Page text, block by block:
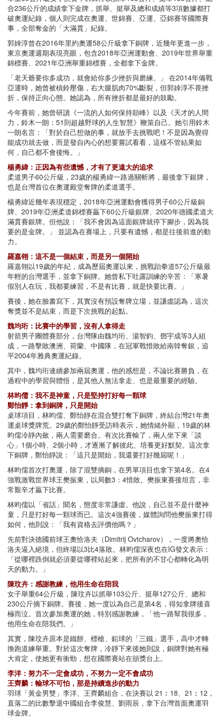
合236公斤的成績拿下金牌，抓舉、挺舉及總和成績等3項數據都打
破奧運紀錄，個人則完成在奧運、世錦賽、亞運、亞錦賽等國際賽
事，全部奪金的「大滿貫」紀錄。
郭婞淳曾在2016年里約奧運58公斤級拿下銅牌，近幾年更進一步，
東京奧運週期表現亮眼，包含2018年亞洲運動會、2019年世界舉重
錦標賽、2021年亞洲舉重錦標賽，全都拿下金牌。
「老天爺要你多成功，就會給你多少挫折與磨練。」 在2014年備戰
亞運時，她曾被槓鈴壓傷，右大腿肌肉70%斷裂，但郭婞淳不畏挫
折，保持正向心態。她認為，所有挫折都是最好的鼓勵。
今年賽前，她曾研讀《一流的人如何保持顛峰》以及《天才的人間
力，鈴木一朗：51則超越野球的人生智慧》鞭策自己。她引用鈴木
一朗名言：「對於自己想做的事，就放手去挑戰吧！不是因為覺得
能成功就去做，而是發自內心的想要嘗試看看，這樣不管結果如
何，自己都不會後悔。」
楊勇緯：正因為有些遺憾，才有了更遠大的追求
柔道男子60公斤級，23歲的楊勇緯一路過關斬將，最後拿下銀牌，
也是台灣首位在奧運殿堂奪牌的柔道選手。
楊勇緯近幾年表現穩定，2018年亞洲運動會獲得男子60公斤級銅
牌、2019年亞洲柔道錦標賽贏下60公斤級銀牌、2020年德國柔道大
滿貫賽銀牌。但他說：「我不會因為這面銀牌就停下腳步，因為我
要的是金牌。」 並認為在賽場上，只要有遺憾，都是往後前進的動
力。
羅嘉翎：這不是一個結束，而是另一個開始
羅嘉翎以19歲的年紀，成為歷屆奧運以來，挑戰跆拳道57公斤級最
年輕的台灣選手，並拿下銅牌。她曾私下吐露訓練的辛苦：「寒暑
假別人在玩，我都要練習，不是有比賽，就是快要比賽。」
賽後，她在臉書寫下，其實沒有預設奪牌立場，並謙虛認為，這次
奪獎並不是結束，而是下次挑戰的起點。
魏均珩：比賽中的學習，沒有人拿得走
射箭男子團體賽部分，台灣隊由魏均珩、湯智鈞、鄧宇成等3人組
成，一路擊敗澳洲、荷蘭、中國隊，在冠軍戰惜敗給南韓奪銀，追
平2004年雅典奧運紀錄。
其中，魏均珩連續參加兩屆奧運，他的感想是，不論比賽勝負，在
過程中的學習與體悟，是其他人無法拿走、也是最重要的經驗。
林昀儒：我不是神童，只是堅持打好每一顆球
鄭怡靜：拿到銅牌，只是開始
桌球項目，林昀儒、鄭怡靜在混合雙打奪下銅牌，終結台灣21年奧
運桌球獎牌荒。29歲的鄭怡靜受訪時表示，她情緒外顯，19歲的林
昀儒冷靜內斂，兩人需要磨合。有次比賽輸了，兩人坐下來「談
心」1個小時、2個小時，才逐漸了解彼此、培養更好默契。這次拿
下銅牌，鄭怡靜說：「這只是開始，我還要打好幾屆呢！」
林昀儒首次打奧運，除了混雙摘銅，在男單項目也拿下第4名。在4
強戰激戰世界球王樊振東，以局數3：4惜敗。樊振東賽後坦言，非
常艱辛才贏下比賽。
林昀儒以「省話」聞名，態度非常謙虛。他說，自己並不是什麼神
童，只是打好每一顆球而已。這次4強賽後，媒體詢問他樊振東打得
如何，他則說：「我有資格去評價他嗎？」
先前對決德國前球王奧恰洛夫（Dimitrij Ovtcharov），一度將奧恰
洛夫逼入絕境，但終場以3比4落敗。林昀儒深夜也在IG發文表示：
「從哪裡跌倒就必須要從哪裡站起來，把所有的不甘心都轉化為明
天的動力。」
陳玟卉：感謝教練，他用生命在陪我
女子舉重64公斤級，陳玟卉以抓舉103公斤、挺舉127公斤、總和
230公斤摘下銅牌。賽後，她一度以為自己是第4名，得知拿牌後喜
極而泣。首次參加奧運的她，特別感謝教練，「他一路幫我很多，
他用生命在陪我們。」
其實，陳玟卉原本是鐵餅、標槍、鉛球的「三鐵」選手，高中才轉
換跑道練舉重。對於這次奪牌，冷靜下來後她則說，銅牌對她有極
大肯定，使她更有衝勁，想在國際賽站在頒獎台上。
李洋：努力不一定會成功，不努力一定不會成功
王齊麟：輸球不可怕，那是持續進步的動力
羽球「黃金男雙」李洋、王齊麟組合，在決賽以 21︰18、21︰12，
直落二的比數擊退中國組合李俊慧、劉雨辰，拿下台灣首面奧運羽
球金牌。